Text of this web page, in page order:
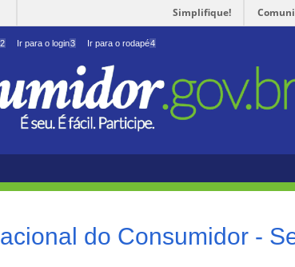
Simplifique!
2 Ir para o login3 Ir para o rodapé4
do Consumidor -